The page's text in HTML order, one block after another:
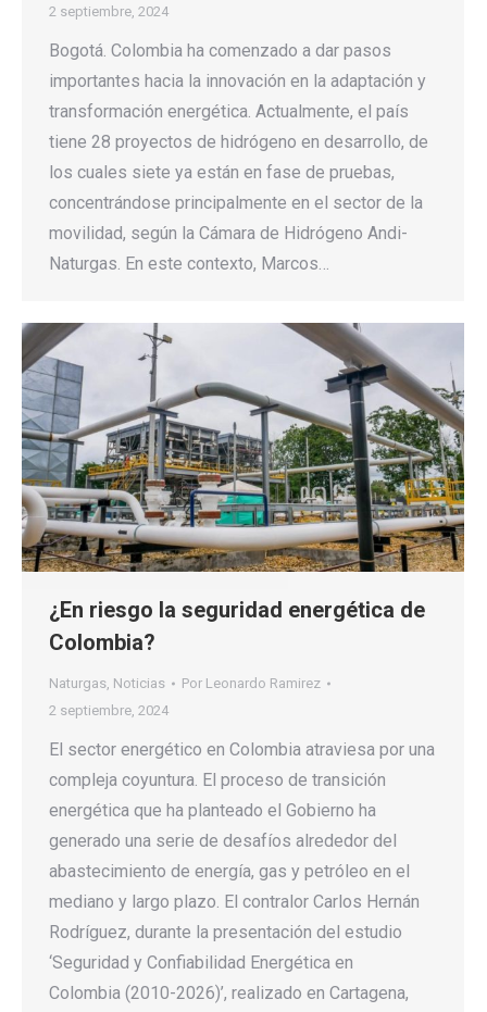
2 septiembre, 2024
Bogotá. Colombia ha comenzado a dar pasos
importantes hacia la innovación en la adaptación y
transformación energética. Actualmente, el país
tiene 28 proyectos de hidrógeno en desarrollo, de
los cuales siete ya están en fase de pruebas,
concentrándose principalmente en el sector de la
movilidad, según la Cámara de Hidrógeno Andi-
Naturgas. En este contexto, Marcos…
¿En riesgo la seguridad energética de
Colombia?
Naturgas, Noticias Por Leonardo Ramirez
2 septiembre, 2024
El sector energético en Colombia atraviesa por una
compleja coyuntura. El proceso de transición
energética que ha planteado el Gobierno ha
generado una serie de desafíos alrededor del
abastecimiento de energía, gas y petróleo en el
mediano y largo plazo. El contralor Carlos Hernán
Rodríguez, durante la presentación del estudio
‘Seguridad y Confiabilidad Energética en
Colombia (2010-2026)’, realizado en Cartagena,